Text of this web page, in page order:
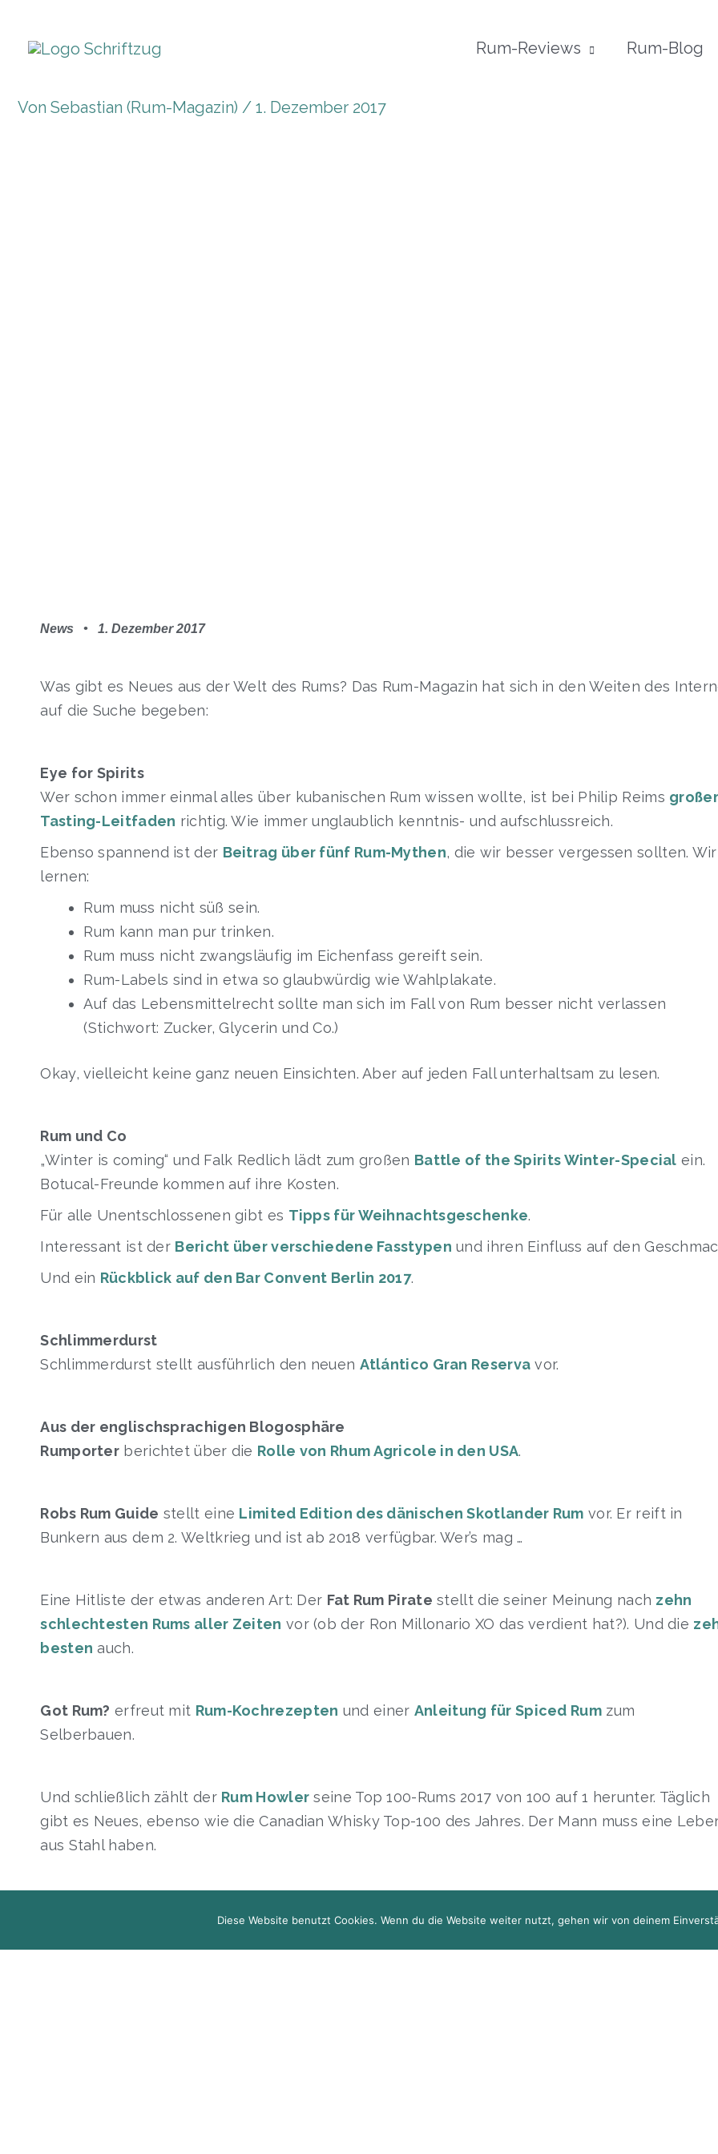
Inhalt
Rum-Reviews Rum-Blog
Von Sebastian (Rum-Magazin) / 1. Dezember 2017
News • 1. Dezember 2017
Was gibt es Neues aus der Welt des Rums? Das Rum-Magazin hat sich in den Weiten des
auf die Suche begeben:
Eye for Spirits
Wer schon immer einmal alles über kubanischen Rum wissen wollte, ist bei Philip Reims
Tasting-Leitfaden richtig. Wie immer unglaublich kenntnis- und aufschlussreich.
Ebenso spannend ist der Beitrag über fünf Rum-Mythen, die wir besser vergessen sollten. Wir
lernen:
Rum muss nicht süß sein.
Rum kann man pur trinken.
Rum muss nicht zwangsläufig im Eichenfass gereift sein.
Rum-Labels sind in etwa so glaubwürdig wie Wahlplakate.
Auf das Lebensmittelrecht sollte man sich im Fall von Rum besser nicht verlassen
(Stichwort: Zucker, Glycerin und Co.)
Okay, vielleicht keine ganz neuen Einsichten. Aber auf jeden Fall unterhaltsam zu lesen.
Rum und Co
„Winter is coming“ und Falk Redlich lädt zum großen Battle of the Spirits Winter-Special ein.
Botucal-Freunde kommen auf ihre Kosten.
Für alle Unentschlossenen gibt es Tipps für Weihnachtsgeschenke.
Interessant ist der Bericht über verschiedene Fasstypen und ihren Einfluss auf den
Und ein Rückblick auf den Bar Convent Berlin 2017.
Schlimmerdurst
Schlimmerdurst stellt ausführlich den neuen Atlántico Gran Reserva vor.
Aus der englischsprachigen Blogosphäre
Rumporter berichtet über die Rolle von Rhum Agricole in den USA.
Robs Rum Guide stellt eine Limited Edition des dänischen Skotlander Rum vor. Er reift in
Bunkern aus dem 2. Weltkrieg und ist ab 2018 verfügbar. Wer’s mag …
Eine Hitliste der etwas anderen Art: Der Fat Rum Pirate stellt die seiner Meinung nach zehn
schlechtesten Rums aller Zeiten vor (ob der Ron Millonario XO das verdient hat?). Und die
besten auch.
Got Rum? erfreut mit Rum-Kochrezepten und einer Anleitung für Spiced Rumzum
Selberbauen.
Und schließlich zählt der Rum Howler seine Top 100-Rums 2017 von 100 auf 1 herunter. Täglich
gibt es Neues, ebenso wie die Canadian Whisky Top-100 des Jahres. Der Mann muss eine
aus Stahl haben.
Diese Website benutzt Cookies. Wenn du die Website weiter nutzt, gehen wir von deinem